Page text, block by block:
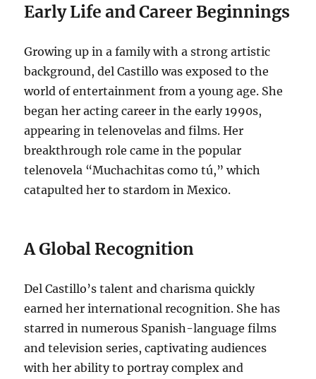
Early Life and Career Beginnings
Growing up in a family with a strong artistic
background, del Castillo was exposed to the
world of entertainment from a young age. She
began her acting career in the early 1990s,
appearing in telenovelas and films. Her
breakthrough role came in the popular
telenovela “Muchachitas como tú,” which
catapulted her to stardom in Mexico.
A Global Recognition
Del Castillo’s talent and charisma quickly
earned her international recognition. She has
starred in numerous Spanish-language films
and television series, captivating audiences
with her ability to portray complex and